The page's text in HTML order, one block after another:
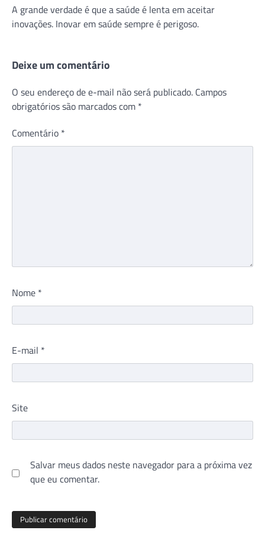
Comentário
Site
Salvar meus dados neste navegador para a próxima vez
que eu comentar.
seus dados em comentários são processados.
SIGA O PORTAL HOSPITAIS BRASIL